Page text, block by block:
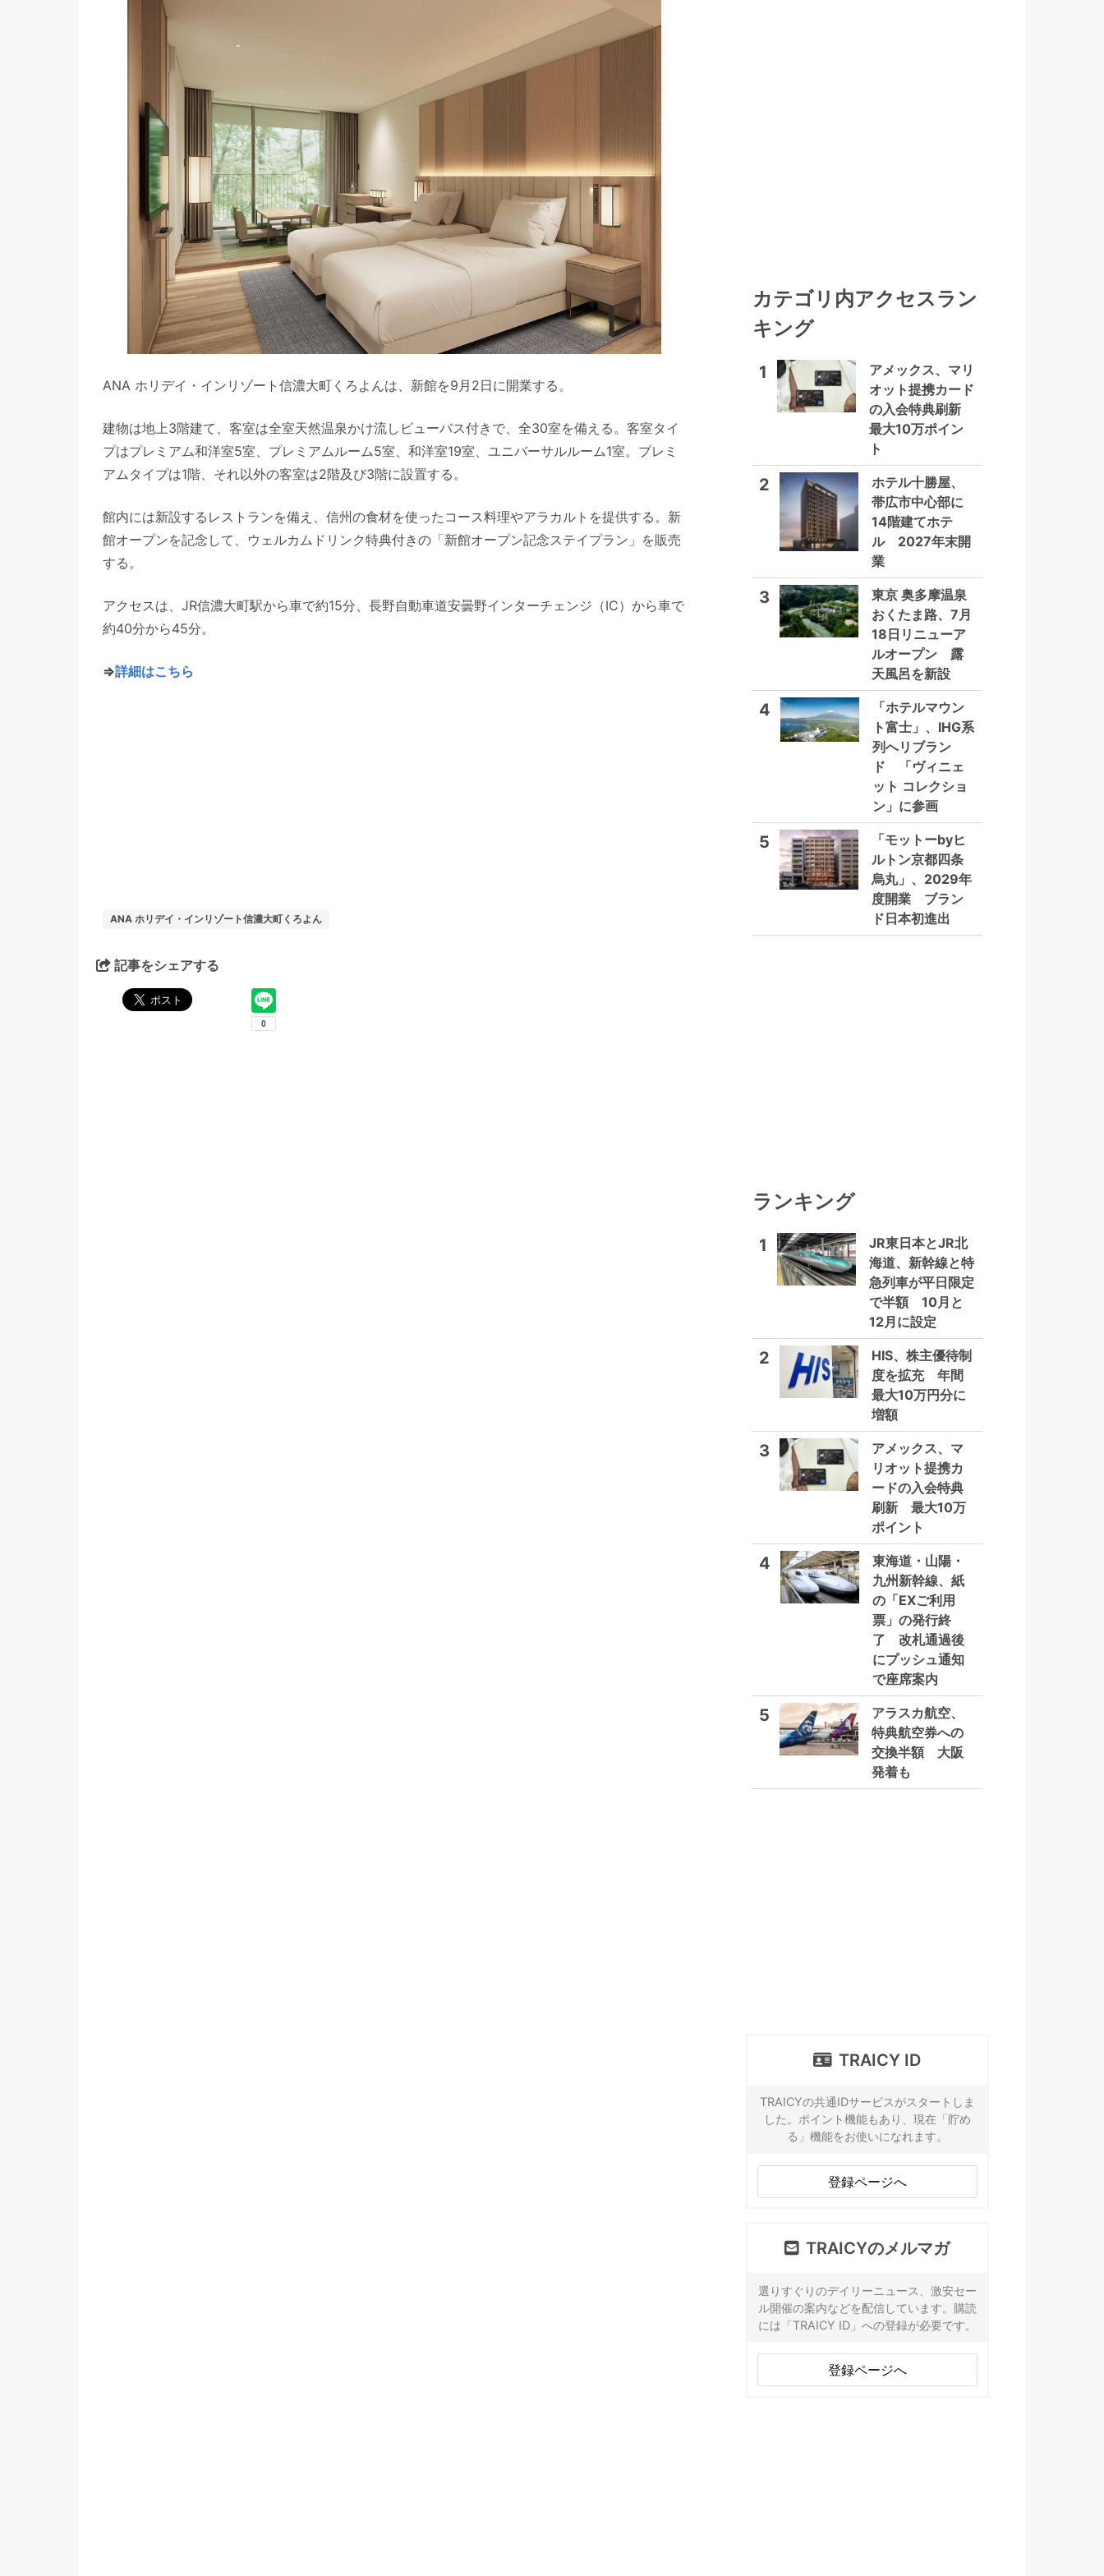
ANA ホリデイ・インリゾート信濃大町くろよんは、新館を9月2日に開業する。
建物は地上3階建て、客室は全室天然温泉かけ流しビューバス付きで、全30室を備える。客室タイ
プはプレミアム和洋室5室、プレミアムルーム5室、和洋室19室、ユニバーサルルーム1室。プレミ
アムタイプは1階、それ以外の客室は2階及び3階に設置する。
館内には新設するレストランを備え、信州の食材を使ったコース料理やアラカルトを提供する。新
館オープンを記念して、ウェルカムドリンク特典付きの「新館オープン記念ステイプラン」を販売
する。
アクセスは、JR信濃大町駅から車で約15分、長野自動車道安曇野インターチェンジ（IC）から車で
約40分から45分。
⇒詳細はこちら
ANA ホリデイ・インリゾート信濃大町くろよん
記事をシェアする
カテゴリ内アクセスラン
キング
1
アメックス、マリ
オット提携カード
の入会特典刷新
最大10万ポイン
ト
2
ホテル十勝屋、
帯広市中心部に
14階建てホテ
ル 2027年末開
業
3
東京 奥多摩温泉
おくたま路、7月
18日リニューア
ルオープン 露
天風呂を新設
4
「ホテルマウン
ト富士」、IHG系
列へリブラン
ド 「ヴィニェ
ット コレクショ
ン」に参画
5
「モットーbyヒ
ルトン京都四条
烏丸」、2029年
度開業 ブラン
ド日本初進出
ランキング
1
JR東日本とJR北
海道、新幹線と特
急列車が平日限定
で半額 10月と
12月に設定
2
HIS、株主優待制
度を拡充 年間
最大10万円分に
増額
3
アメックス、マ
リオット提携カ
ードの入会特典
刷新 最大10万
ポイント
4
東海道・山陽・
九州新幹線、紙
の「EXご利用
票」の発行終
了 改札通過後
にプッシュ通知
で座席案内
5
アラスカ航空、
特典航空券への
交換半額 大阪
発着も
TRAICY ID
TRAICYの共通IDサービスがスタートしま
した。ポイント機能もあり、現在「貯め
る」機能をお使いになれます。
登録ページへ
TRAICYのメルマガ
選りすぐりのデイリーニュース、激安セー
ル開催の案内などを配信しています。購読
には「TRAICY ID」への登録が必要です。
登録ページへ